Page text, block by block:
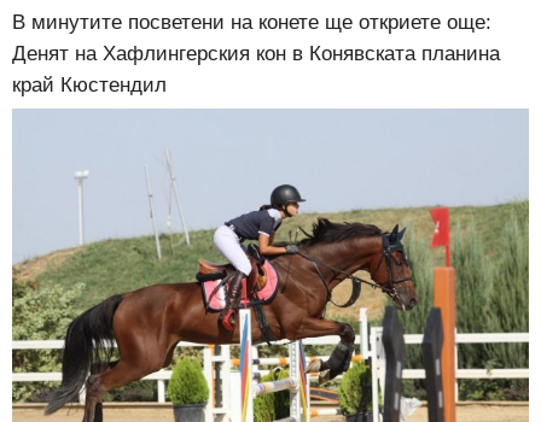
В минутите посветени на конете ще откриете още:
Денят на Хафлингерския кон в Конявската планина
край Кюстендил